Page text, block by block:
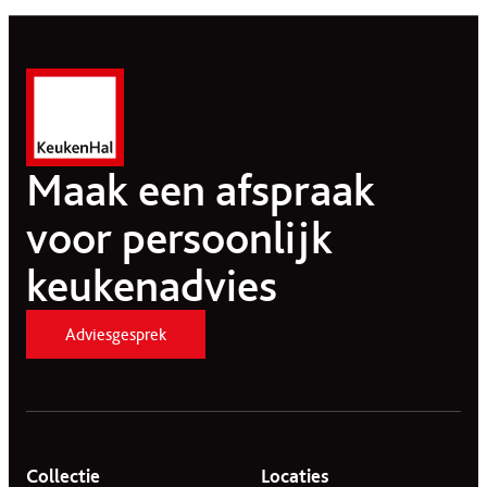
Maak een afspraak
voor persoonlijk
keukenadvies
Adviesgesprek
Collectie Locaties